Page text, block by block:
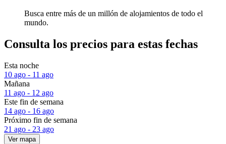
Busca entre más de un millón de alojamientos de todo el
mundo.
Consulta los precios para estas fechas
Esta noche
10 ago - 11 ago
Mañana
11 ago - 12 ago
Este fin de semana
14 ago - 16 ago
Próximo fin de semana
21 ago - 23 ago
Ver mapa